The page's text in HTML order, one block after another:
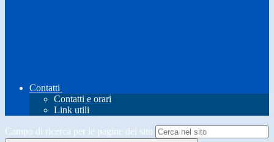
Contatti
Contatti e orari
Link utili
Campo di ricerca per le pagine del sito